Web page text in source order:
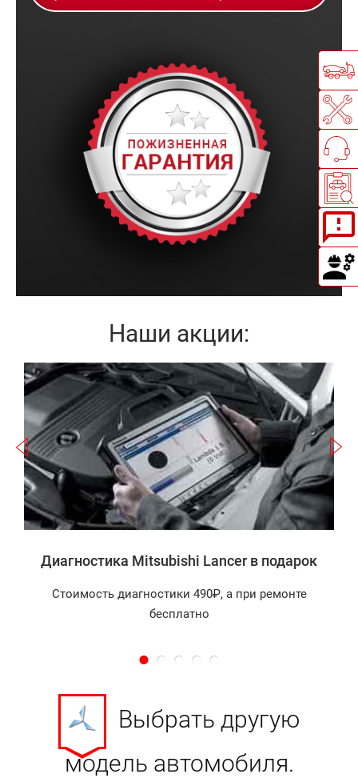
Наши акции:
Записаться
Диагностика Mitsubishi Lancer в подарок
Стоимость диагностики 490₽, а при ремонте
бесплатно
Выбрать другую
модель автомобиля.